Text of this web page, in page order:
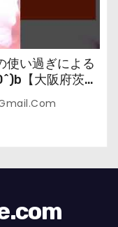
使い過ぎによる
【大阪府茨木
えます。】